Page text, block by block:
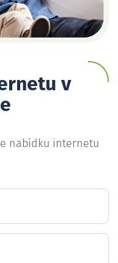
v
nabídku internetu